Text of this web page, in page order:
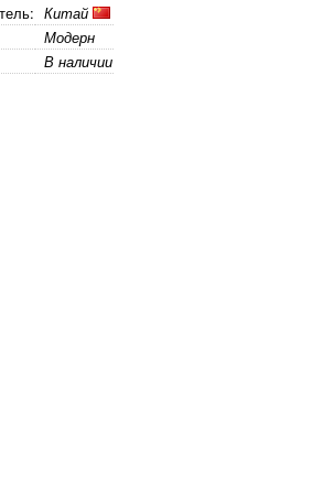
Китай
Модерн
В наличии